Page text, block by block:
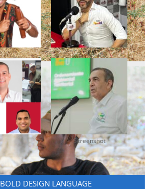
Screenshot
BOLD DESIGN LANGUAGE